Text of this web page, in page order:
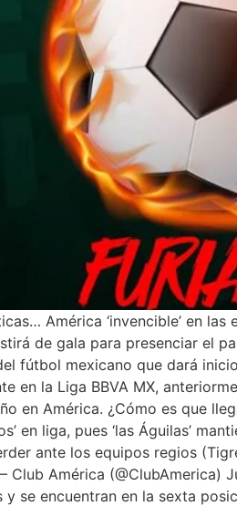
América ‘invencible’ en
de gala para presenciar el
fútbol mexicano que dará
en la Liga BBVA MX,
en América. ¿Cómo es que
en liga, pues ‘las Águilas’
ante los equipos regios
América (@ClubAmerica)
se encuentran en la sexta